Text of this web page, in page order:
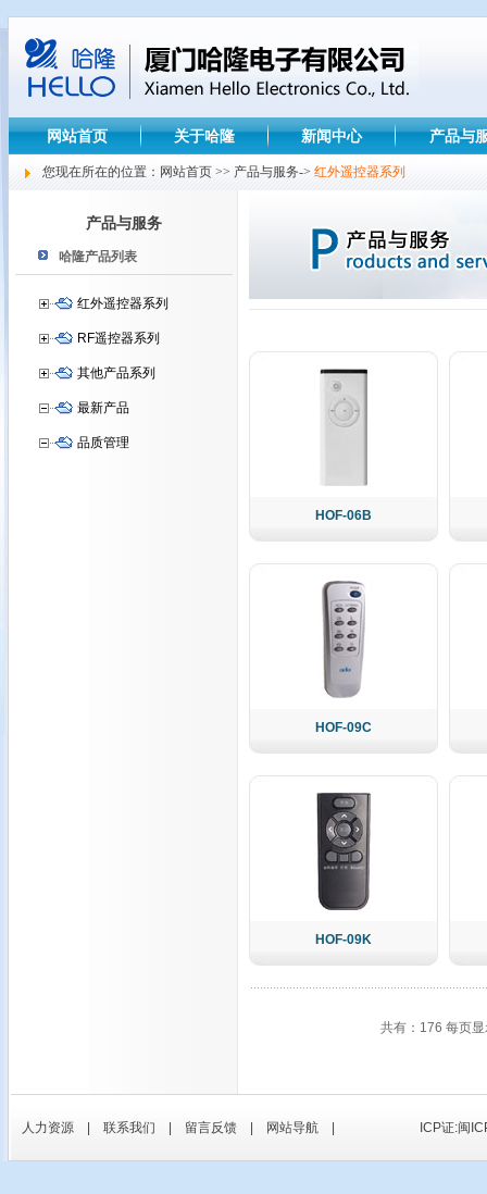
网站首页 关于哈隆 新闻中心 产品与
您现在所在的位置：网站首页 >> 产品与服务-> 红外遥控器系列
产品与服务
哈隆产品列表
红外遥控器系列
RF遥控器系列
其他产品系列
最新产品
品质管理
HOF-06B
HOF-09C
HOF-09K
共有：176 每页
人力资源 联系我们 留言反馈 网站导航 ICP证:闽